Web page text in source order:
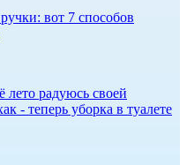
вот 7 способов
лето радуюсь своей
- теперь уборка в туалете